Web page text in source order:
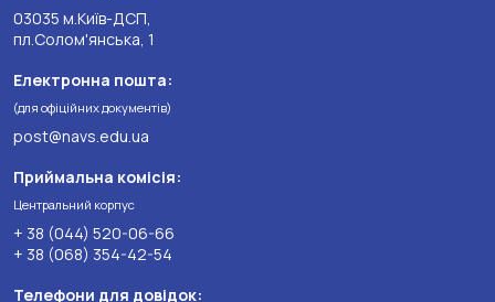
03035 м.Київ-ДСП,
пл.Солом'янська, 1
Електронна пошта:
(для офіційних документів)
post@navs.edu.ua
Приймальна комісія:
Центральний корпус
+ 38 (044) 520-06-66
+ 38 (068) 354-42-54
Телефони для довідок: